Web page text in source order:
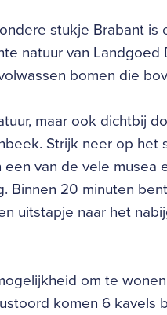
stukje Brabant is
natuur van
bomen die
maar ook dichtbij
Strijk neer op
van de vele musea
Binnen 20 minuten
uitstapje naar het
om te
komen 6 kavels